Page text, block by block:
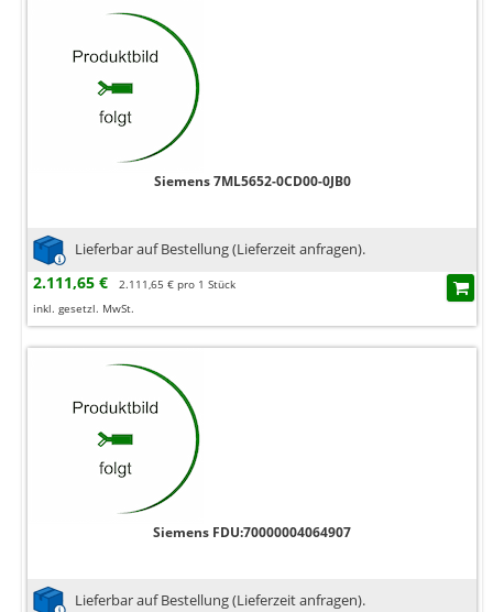
Siemens 7ML5652-0CD00-0JB0
Lieferbar auf Bestellung (Lieferzeit anfragen).
2.111,65 €
2.111,65 € pro 1 Stück
inkl. gesetzl. MwSt.
Siemens FDU:70000004064907
Lieferbar auf Bestellung (Lieferzeit anfragen).